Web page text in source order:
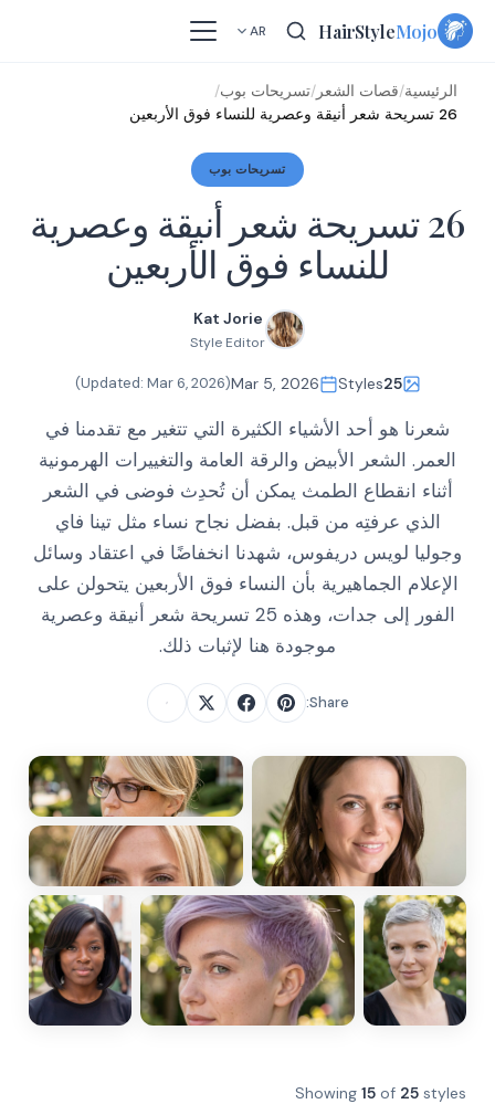
Skip
HairStyleMojo
AR
الرئيسية/قصات الشعر /تسريحات بوب/
26 تسريحة شعر أنيقة وعصرية للنساء فوق الأربعين
تسريحات بوب
26 تسريحة شعر أنيقة وعصرية
للنساء فوق الأربعين
Kat Jorie
Style Editor
25
Styles
Mar 5, 2026
(Updated:
Mar 6, 2026
)
شعرنا هو أحد الأشياء الكثيرة التي تتغير مع تقدمنا في
العمر. الشعر الأبيض والرقة العامة والتغييرات الهرمونية
أثناء انقطاع الطمث يمكن أن تُحدِث فوضى في الشعر
الذي عرفتِه من قبل. بفضل نجاح نساء مثل تينا فاي
وجوليا لويس دريفوس، شهدنا انخفاضًا في اعتقاد وسائل
الإعلام الجماهيرية بأن النساء فوق الأربعين يتحولن على
الفور إلى جدات، وهذه 25 تسريحة شعر أنيقة وعصرية
موجودة هنا لإثبات ذلك.
Share:
Showing 15 of 25 styles